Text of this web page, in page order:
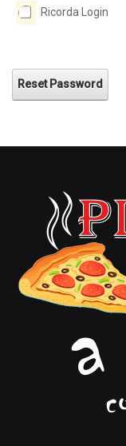
Ricorda Login
Reset Password